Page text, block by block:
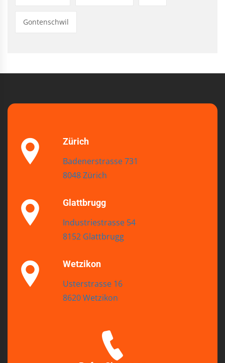
Gontenschwil
Zürich
Badenerstrasse 731
8048 Zürich
Glattbrugg
Industriestrasse 54
8152 Glattbrugg
Wetzikon
Usterstrasse 16
8620 Wetzikon